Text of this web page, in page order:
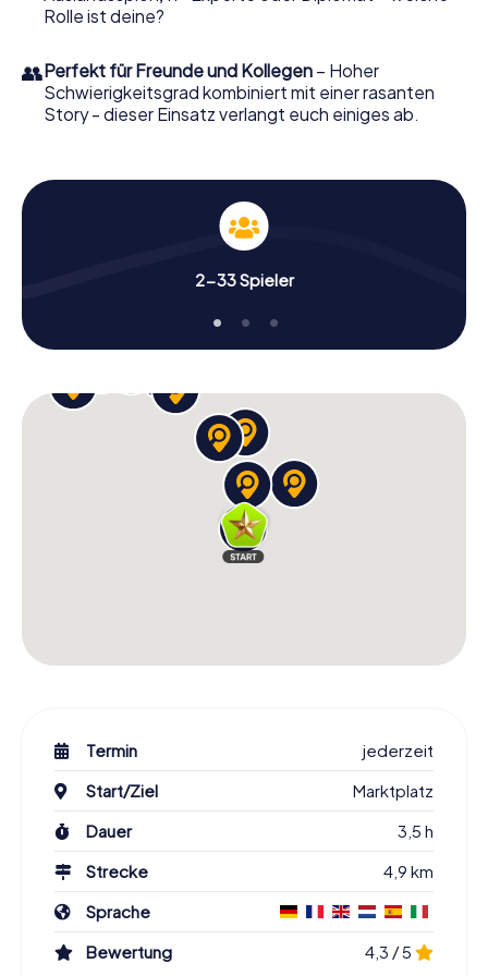
Rolle ist deine?
👥Perfekt für Freunde und Kollegen – Hoher
Schwierigkeitsgrad kombiniert mit einer rasanten
Story - dieser Einsatz verlangt euch einiges ab.
2-33 Spieler
Termin
jederzeit
Start/Ziel
Marktplatz
Dauer
3,5 h
Strecke
4,9 km
Sprache
Bewertung
4,3 / 5